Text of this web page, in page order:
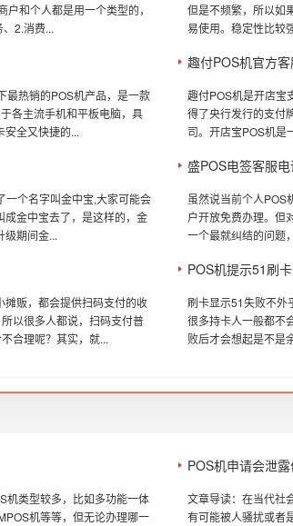
和个人都是用一个类型的，
2.消费...
但是不频繁，所以如
易使用。稳定性比较
最热销的POS机产品，是一款
各主流手机和平板电脑，具
安全又快捷的...
趣付POS机官方客
趣付POS机是开店宝
得了央行发行的支付
司。开店宝POS机是
一个名字叫金中宝,大家可能会
金中宝去了，是这样的，金
级期间金...
盛POS电签客服电
虽然说当前个人POS
户开放免费办理。但
一个最就纠结的问题
贩，都会提供扫码支付的收
以很多人都说，扫码支付普
合理呢？其实，就...
POS机提示51刷
刷卡显示51失败不外
很多持卡人一般都不
败后才会想起是不是
机类型较多，比如多功能一体
机等等，但无论办理哪一
POS机申请会泄
文章导读：在当代社
有可能被人骚扰或者